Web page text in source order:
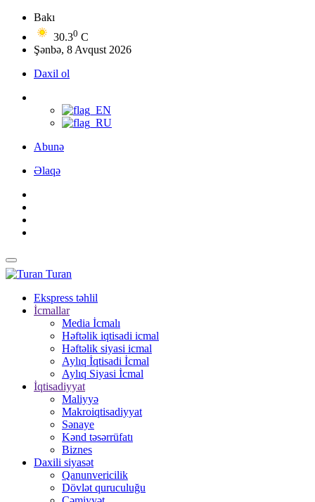
Bakı
30.30 C
Şənbə, 8 Avqust 2026
Daxil ol
Abunə
Əlaqə
Turan
Ekspress təhlil
İcmallar
Media İcmalı
Həftəlik iqtisadi icmal
Həftəlik siyasi icmal
Aylıq İqtisadi İcmal
Aylıq Siyasi İcmal
İqtisadiyyat
Maliyyə
Makroiqtisadiyyat
Sənaye
Kənd təsərrüfatı
Biznes
Daxili siyasət
Qanunvericilik
Dövlət quruculuğu